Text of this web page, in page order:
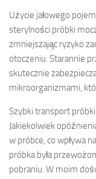
Użycie jałowego
sterylności próbki
zmniejszając ryzyko
otoczeniu. Starannie
skutecznie
mikroorganizmami,
Szybki transport
Jakiekolwiek
w próbce, co wpływa
próbka była
pobraniu. W moim